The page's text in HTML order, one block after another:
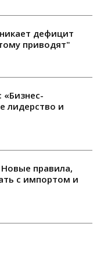
дефицит
приводят"
«Бизнес-
лидерство и
правила,
с импортом и